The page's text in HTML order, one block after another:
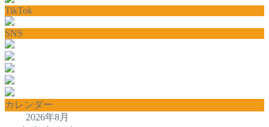
TikTok
SNS
カレンダー
2026年8月